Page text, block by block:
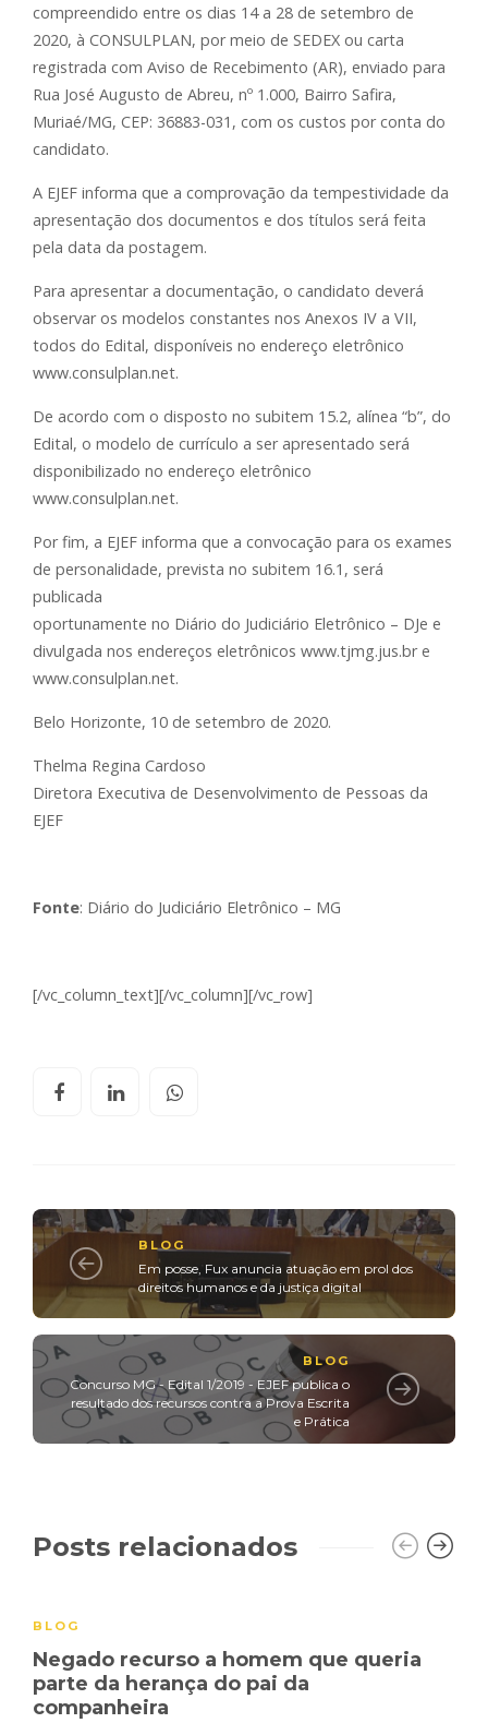
compreendido entre os dias 14 a 28 de setembro de
2020, à CONSULPLAN, por meio de SEDEX ou carta
registrada com Aviso de Recebimento (AR), enviado para
Rua José Augusto de Abreu, nº 1.000, Bairro Safira,
Muriaé/MG, CEP: 36883-031, com os custos por conta do
candidato.
A EJEF informa que a comprovação da tempestividade da
apresentação dos documentos e dos títulos será feita
pela data da postagem.
Para apresentar a documentação, o candidato deverá
observar os modelos constantes nos Anexos IV a VII,
todos do Edital, disponíveis no endereço eletrônico
www.consulplan.net.
De acordo com o disposto no subitem 15.2, alínea “b”, do
Edital, o modelo de currículo a ser apresentado será
disponibilizado no endereço eletrônico
www.consulplan.net.
Por fim, a EJEF informa que a convocação para os exames
de personalidade, prevista no subitem 16.1, será
publicada
oportunamente no Diário do Judiciário Eletrônico – DJe e
divulgada nos endereços eletrônicos www.tjmg.jus.br e
www.consulplan.net.
Belo Horizonte, 10 de setembro de 2020.
Thelma Regina Cardoso
Diretora Executiva de Desenvolvimento de Pessoas da
EJEF
Fonte: Diário do Judiciário Eletrônico – MG
[/vc_column_text][/vc_column][/vc_row]
BLOG
Em posse, Fux anuncia atuação em prol dos
direitos humanos e da justiça digital
BLOG
Concurso MG - Edital 1/2019 - EJEF publica o
resultado dos recursos contra a Prova Escrita
e Prática
Posts relacionados
BLOG
Negado recurso a homem que queria
parte da herança do pai da
companheira